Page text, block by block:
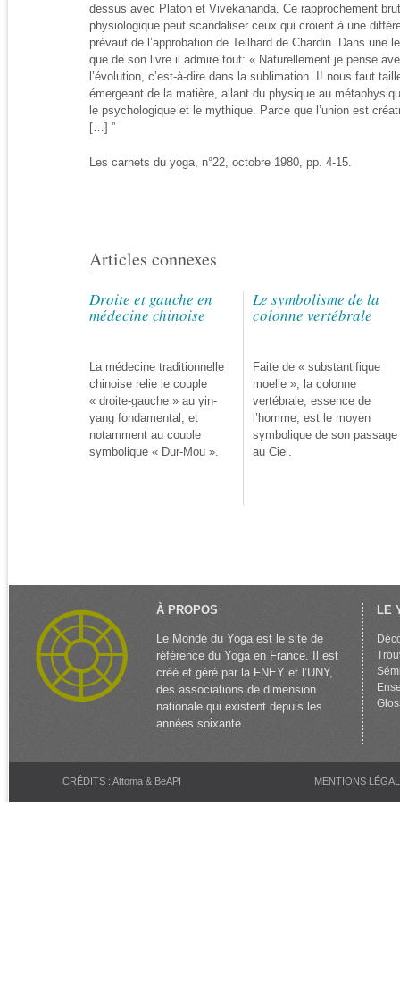
dessus avec Platon et Vivekananda. Ce rapprochement
physiologique peut scandaliser ceux qui croient à une
prévaut de l’approbation de Teilhard de Chardin. Dans une
que de son livre il admire tout: « Naturellement je pense
l’évolution, c’est-à-dire dans la sublimation. I! nous faut
émergeant de la matière, allant du physique au
le psychologique et le mythique. Parce que l’union est
[…] ”
Les carnets du yoga, n°22, octobre 1980, pp. 4-15.
Articles connexes
Droite et gauche en
médecine chinoise
La médecine traditionnelle
chinoise relie le couple
« droite-gauche » au yin-
yang fondamental, et
notamment au couple
symbolique « Dur-Mou ».
Le symbolisme de la
colonne vertébrale
Faite de « substantifique
moelle », la colonne
vertébrale, essence de
l’homme, est le moyen
symbolique de son passage
au Ciel.
À PROPOS
Le Monde du Yoga est le site de
référence du Yoga en France. Il est
créé et géré par la FNEY et l’UNY,
des associations de dimension
nationale qui existent depuis les
années soixante.
LE
CRÉDITS : Attoma & BeAPI MENTIONS